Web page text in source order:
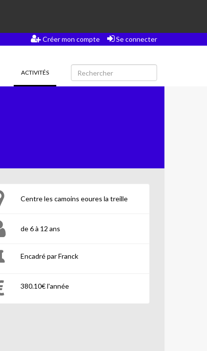
Créer mon compte Se connecter
ACTIVITÉS(CURRENT)
Centre les camoins eoures la treille
de 6 à 12 ans
Encadré par Franck
380.10€ l'année